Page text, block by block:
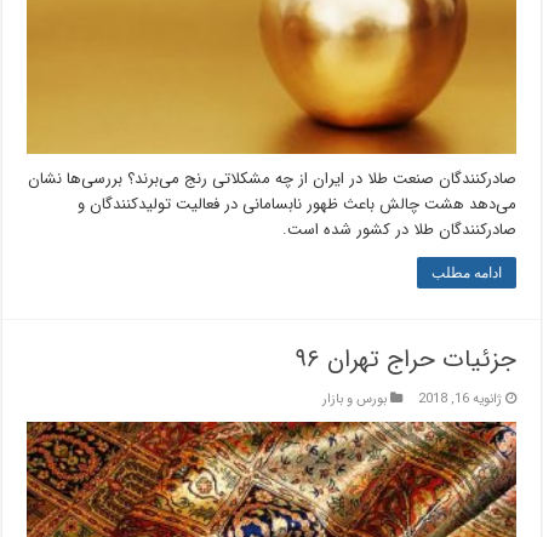
صادرکنندگان صنعت طلا در ایران از چه‌ مشکلاتی رنج می‌برند؟ بررسی‌ها نشان
می‌دهد هشت چالش باعث ظهور نابسامانی در فعالیت تولیدکنندگان و
صادرکنندگان طلا در کشور شده است.
ادامه مطلب
جزئیات حراج تهران ۹۶
ژانویه 16, 2018 بورس و بازار